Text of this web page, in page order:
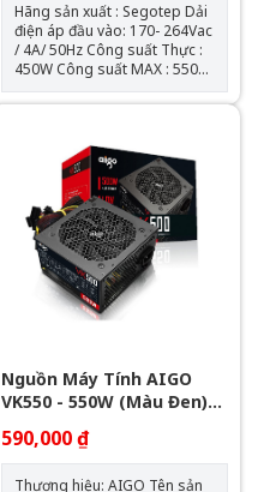
Hãng sản xuất : Segotep Dải
điện áp đầu vào: 170- 264Vac
/ 4A/ 50Hz Công suất Thực :
450W Công suất MAX : 550W
Hiệu suất > 79%-80% Thiết
kế cáp bẹ cao cấp Quạt làm
biến nhiệt độ AI Cooler độc
CPU Intel& AMD BOX( kèm
cable 1.2m- tiêu chuẩn Châu
Âu) ATA Connector: 02 SATA
Connector: 03 PCI-E
Connector( 6+2 pins): 02
Nguồn Máy Tính AIGO
VK550 - 550W (Màu Đen)
Chính Hãng
590,000 ₫
Thương hiệu: AIGO Tên sản